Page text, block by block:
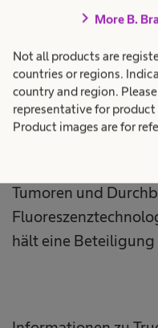
chevron_right More B.
Not all products are
countries or regions.
country and region.
representative for
Product images are for
weitere Länder folgen.
B. Braun hat mit
das erste und bisher
Tumoren und
hält eine Beteiligung